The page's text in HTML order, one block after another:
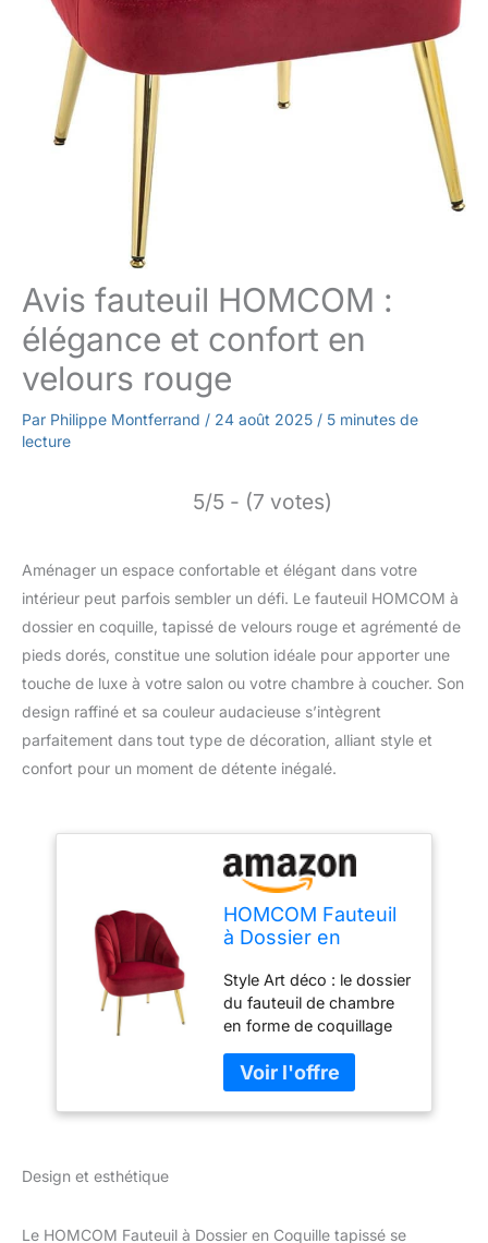
Avis fauteuil HOMCOM :
élégance et confort en
velours rouge
Par Philippe Montferrand / 24 août 2025 / 5 minutes de
lecture
5/5 - (7 votes)
Aménager un espace confortable et élégant dans votre
intérieur peut parfois sembler un défi. Le fauteuil HOMCOM à
dossier en coquille, tapissé de velours rouge et agrémenté de
pieds dorés, constitue une solution idéale pour apporter une
touche de luxe à votre salon ou votre chambre à coucher. Son
design raffiné et sa couleur audacieuse s’intègrent
parfaitement dans tout type de décoration, alliant style et
confort pour un moment de détente inégalé.
HOMCOM Fauteuil
à Dossier en
Fauteuil de Salon
en Velours avec
Pieds dorés, pour
Chambre à Coucher
et Salon, Rouge
Style Art déco : le dossier
du fauteuil de chambre
en forme de coquillage
crée un effet glamour,
pour apporter une
touche de nouveauté à
tissu polyester doux effet
Design et esthétique
Le HOMCOM Fauteuil à Dossier en Coquille tapissé se